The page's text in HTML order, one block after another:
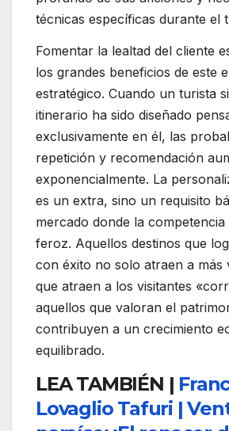
técnicas específicas durante el
Fomentar la lealtad del cliente
los grandes beneficios de este
estratégico. Cuando un turista
itinerario ha sido diseñado
exclusivamente en él, las
repetición y recomendación
exponencialmente. La
es un extra, sino un requisito
mercado donde la
feroz. Aquellos destinos que
con éxito no solo atraen a más
que atraen a los visitantes
aquellos que valoran el
contribuyen a un crecimiento
equilibrado.
LEA TAMBIÉN |
Lovaglio Tafuri |